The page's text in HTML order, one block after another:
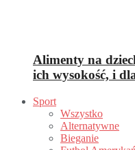
Alimenty na
ich wysokość, i
Sport
Wszystko
Alternatywne
Bieganie